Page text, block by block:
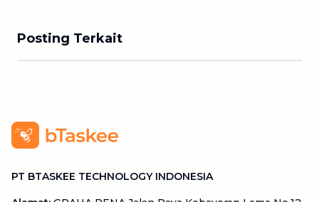
Posting Terkait
PT BTASKEE TECHNOLOGY INDONESIA